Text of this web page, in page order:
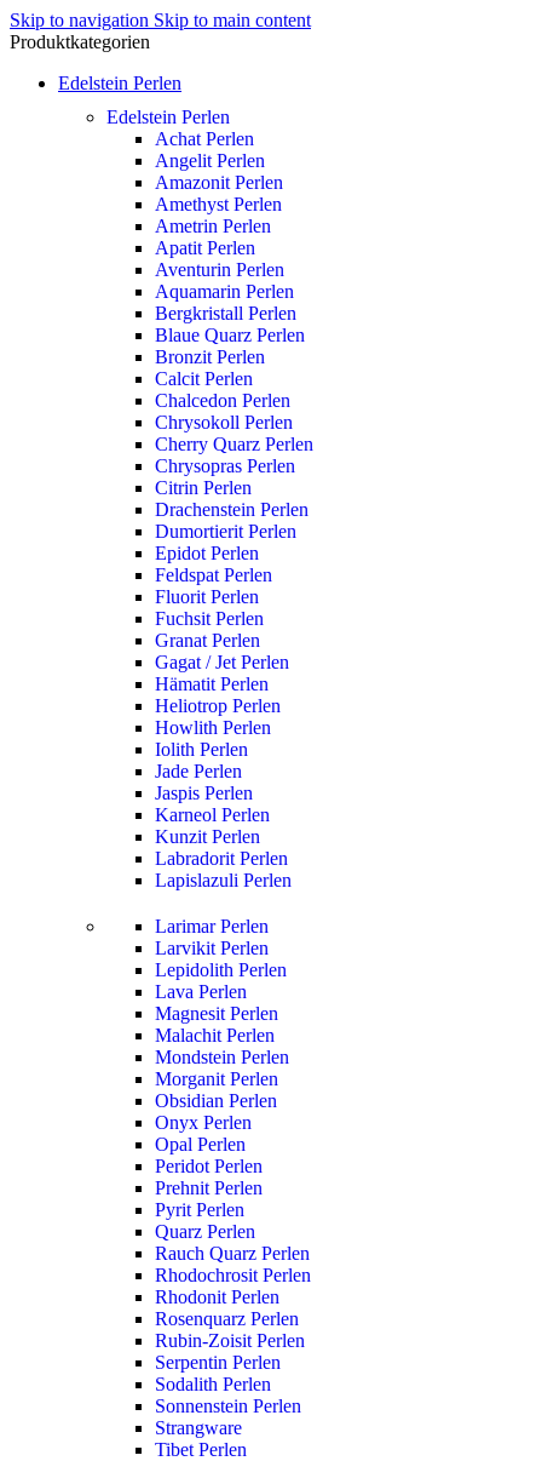
Skip to navigation Skip to main content
Produktkategorien
Edelstein Perlen
Edelstein Perlen
Achat Perlen
Angelit Perlen
Amazonit Perlen
Amethyst Perlen
Ametrin Perlen
Apatit Perlen
Aventurin Perlen
Aquamarin Perlen
Bergkristall Perlen
Blaue Quarz Perlen
Bronzit Perlen
Calcit Perlen
Chalcedon Perlen
Chrysokoll Perlen
Cherry Quarz Perlen
Chrysopras Perlen
Citrin Perlen
Drachenstein Perlen
Dumortierit Perlen
Epidot Perlen
Feldspat Perlen
Fluorit Perlen
Fuchsit Perlen
Granat Perlen
Gagat / Jet Perlen
Hämatit Perlen
Heliotrop Perlen
Howlith Perlen
Iolith Perlen
Jade Perlen
Jaspis Perlen
Karneol Perlen
Kunzit Perlen
Labradorit Perlen
Lapislazuli Perlen
Larimar Perlen
Larvikit Perlen
Lepidolith Perlen
Lava Perlen
Magnesit Perlen
Malachit Perlen
Mondstein Perlen
Morganit Perlen
Obsidian Perlen
Onyx Perlen
Opal Perlen
Peridot Perlen
Prehnit Perlen
Pyrit Perlen
Quarz Perlen
Rauch Quarz Perlen
Rhodochrosit Perlen
Rhodonit Perlen
Rosenquarz Perlen
Rubin-Zoisit Perlen
Serpentin Perlen
Sodalith Perlen
Sonnenstein Perlen
Strangware
Tibet Perlen